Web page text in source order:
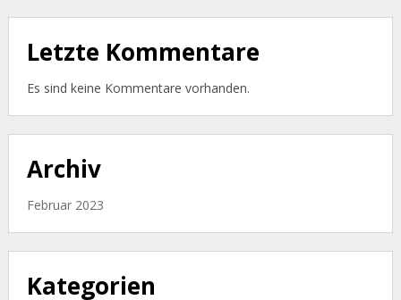
Letzte Kommentare
Es sind keine Kommentare vorhanden.
Archiv
Februar 2023
Kategorien